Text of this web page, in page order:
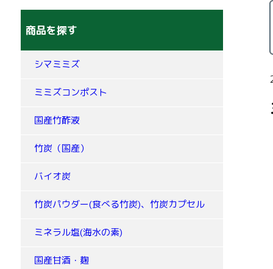
商品を探す
シマミミズ
ミミズコンポスト
国産竹酢液
竹炭（国産）
バイオ炭
竹炭パウダー(食べる竹炭)、竹炭カプセル
ミネラル塩(海水の素)
国産甘酒・麹